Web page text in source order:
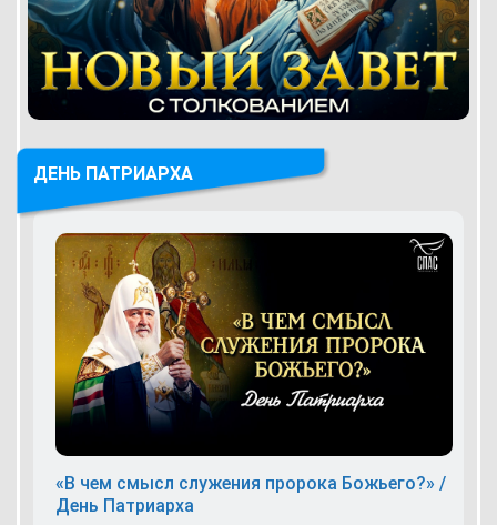
ДЕНЬ ПАТРИАРХА
«В чем смысл служения пророка Божьего?» /
День Патриарха